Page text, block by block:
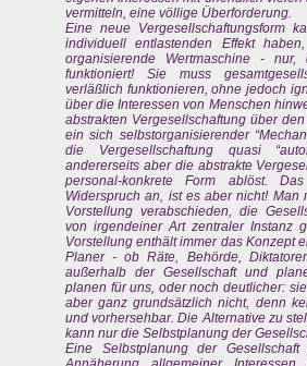
vermitteln, eine völlige Überforderung.
Eine neue Vergesellschaftungsform
individuell entlastenden Effekt
organisierende Wertmaschine -
funktioniert! Sie muss
verläßlich funktionieren, ohne jedoch
über die Interessen von Menschen
abstrakten Vergesellschaftung über
ein sich selbstorganisierender
die Vergesellschaftung quasi
andererseits aber die abstrakte
personal-konkrete Form ablöst.
Widerspruch an, ist es aber nicht! Man
Vorstellung verabschieden, die
von irgendeiner Art zentraler Instanz
Vorstellung enthält immer das Konzept
Planer - ob Räte, Behörde,
außerhalb der Gesellschaft und
planen für uns, oder noch deutlicher:
aber ganz grundsätzlich nicht, denn
und vorhersehbar. Die Alternative zu
kann nur die Selbstplanung der
Eine Selbstplanung der